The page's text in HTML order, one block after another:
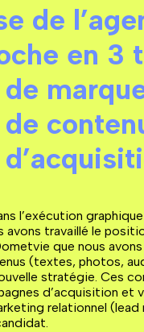
de
en 3
l’exécution
avons travaillé le
que nous
(textes, photos,
stratégie. Ces
d’acquisition et
relationnel